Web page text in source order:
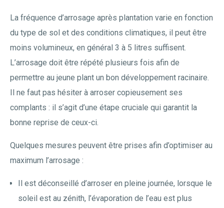
La fréquence d’arrosage après plantation varie en fonction
du type de sol et des conditions climatiques, il peut être
moins volumineux, en général 3 à 5 litres suffisent.
L’arrosage doit être répété plusieurs fois afin de
permettre au jeune plant un bon développement racinaire.
Il ne faut pas hésiter à arroser copieusement ses
complants : il s’agit d’une étape cruciale qui garantit la
bonne reprise de ceux-ci.
Quelques mesures peuvent être prises afin d’optimiser au
maximum l’arrosage :
Il est déconseillé d’arroser en pleine journée, lorsque le
soleil est au zénith, l’évaporation de l’eau est plus